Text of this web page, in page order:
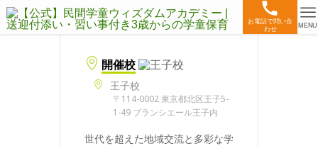
お電話で問い合
わせ
MENU
開催校
王子校
〒114-0002 東京都北区王子5-
1-49 ブランシエール王子内
世代を超えた地域交流と多彩な学